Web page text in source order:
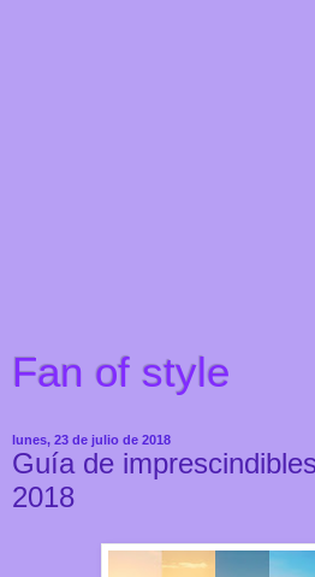
Fan of style
lunes, 23 de julio de 2018
Guía de
2018